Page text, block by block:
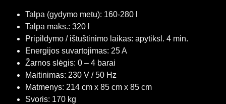
Talpa (gydymo metu): 160-280 l
Talpa maks.: 320 l
Pripildymo / ištuštinimo laikas: apytiksl. 4 min.
Energijos suvartojimas: 25 A
Žarnos slėgis: 0 – 4 barai
Maitinimas: 230 V / 50 Hz
Matmenys: 214 cm x 85 cm x 85 cm
Svoris: 170 kg